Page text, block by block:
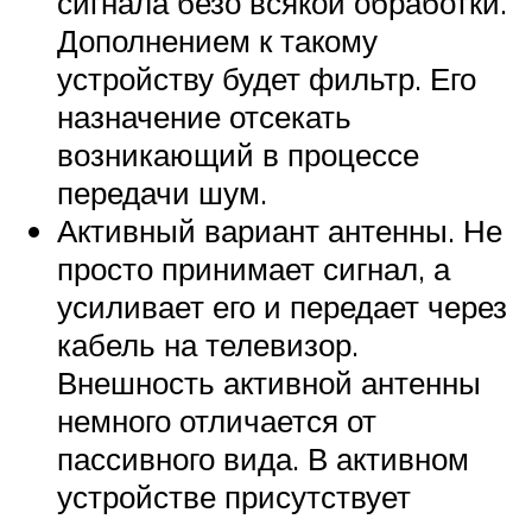
Дополнением к такому
устройству будет фильтр. Его
назначение отсекать
возникающий в процессе
передачи шум.
Активный вариант антенны. Не
просто принимает сигнал, а
усиливает его и передает через
кабель на телевизор.
Внешность активной антенны
немного отличается от
пассивного вида. В активном
устройстве присутствует